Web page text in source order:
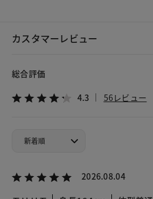
カスタマーレビュー
総合評価
4.3 56レビュー
2026.08.04